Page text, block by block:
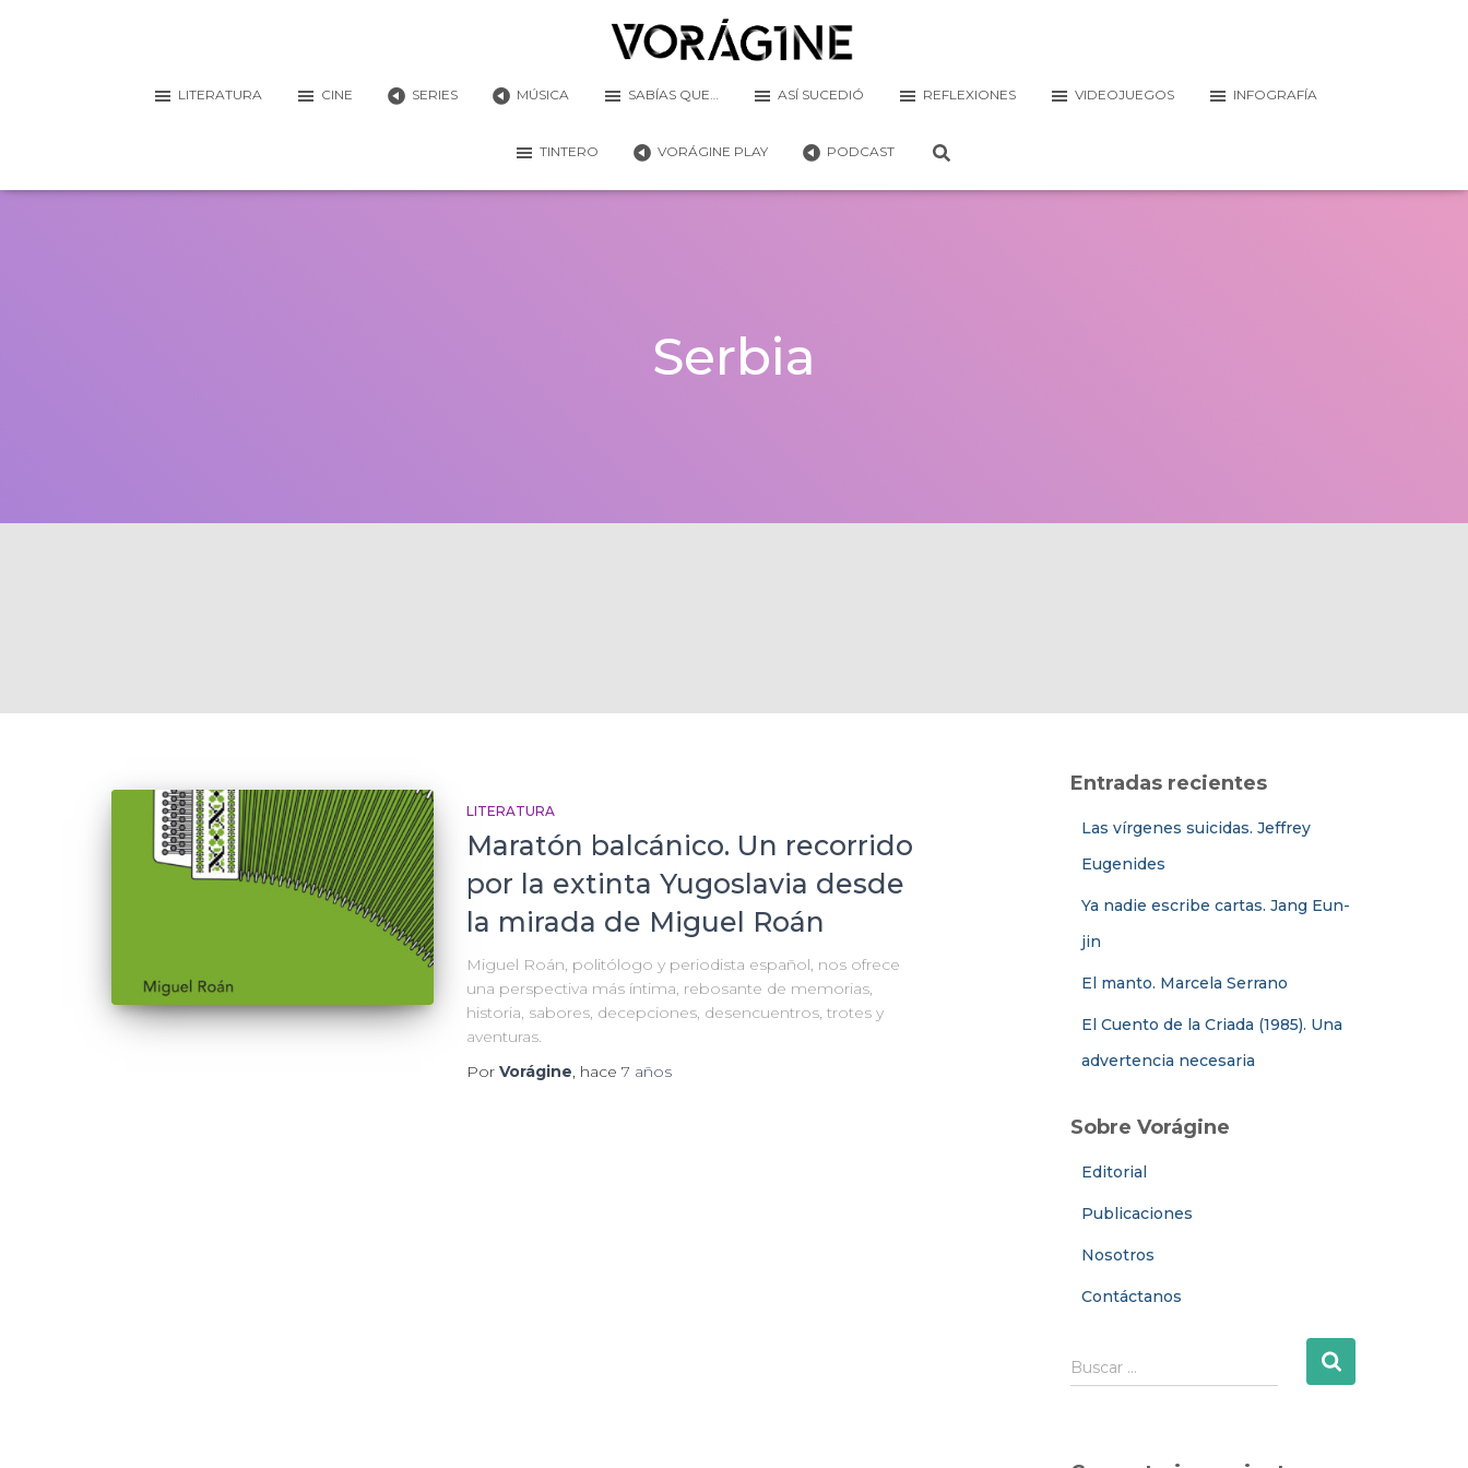
LITERATURA CINE SERIES MÚSICA SABÍAS QUE… ASÍ SUCEDIÓ REFLEXIONES VIDEOJUEGOS INFOGRAFÍA
TINTERO VORÁGINE PLAY PODCAST
Serbia
LITERATURA
Maratón balcánico. Un recorrido
por la extinta Yugoslavia desde
la mirada de Miguel Roán
Miguel Roán, politólogo y periodista español, nos ofrece
una perspectiva más íntima, rebosante de memorias,
historia, sabores, decepciones, desencuentros, trotes y
aventuras.
Por Vorágine, hace 7 años
Entradas recientes
Las vírgenes suicidas. Jeffrey
Eugenides
Ya nadie escribe cartas. Jang Eun-
jin
El manto. Marcela Serrano
El Cuento de la Criada (1985). Una
advertencia necesaria
Sobre Vorágine
Editorial
Publicaciones
Nosotros
Contáctanos
B
u
Buscar …